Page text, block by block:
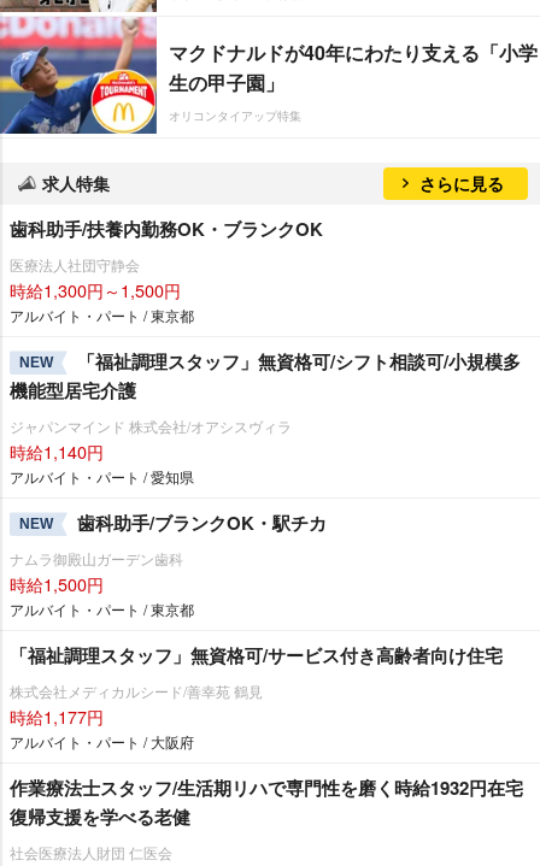
マクドナルドが40年にわたり支える「小学
生の甲子園」
オリコンタイアップ特集
求人特集 さらに見る
歯科助手/扶養内勤務OK・ブランクOK
医療法人社団守静会
時給1,300円～1,500円
アルバイト・パート / 東京都
NEW
「福祉調理スタッフ」無資格可/シフト相談可/小規模多
機能型居宅介護
ジャパンマインド 株式会社/オアシスヴィラ
時給1,140円
アルバイト・パート / 愛知県
NEW 歯科助手/ブランクOK・駅チカ
ナムラ御殿山ガーデン歯科
時給1,500円
アルバイト・パート / 東京都
「福祉調理スタッフ」無資格可/サービス付き高齢者向け住宅
株式会社メディカルシード/善幸苑 鶴見
時給1,177円
アルバイト・パート / 大阪府
作業療法士スタッフ/生活期リハで専門性を磨く時給1932円在宅
復帰支援を学べる老健
社会医療法人財団 仁医会